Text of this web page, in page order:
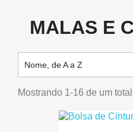
MALAS E
Nome, de A a Z
Mostrando 1-16 de um